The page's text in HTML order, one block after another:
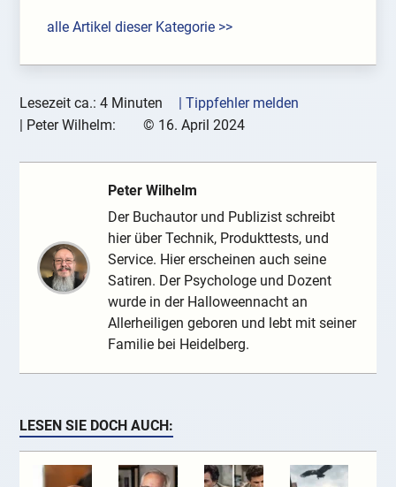
alle Artikel dieser Kategorie >>
Lesezeit ca.: 4 Minuten
| Tippfehler melden
| Peter Wilhelm: © 16. April 2024
Peter Wilhelm
Der Buchautor und Publizist schreibt
hier über Technik, Produkttests, und
Service. Hier erscheinen auch seine
Satiren. Der Psychologe und Dozent
wurde in der Halloweennacht an
Allerheiligen geboren und lebt mit seiner
Familie bei Heidelberg.
LESEN SIE DOCH AUCH: